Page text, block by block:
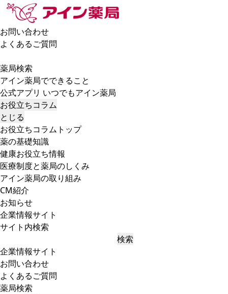
お問い合わせ
よくあるご質問
薬局検索
アイン薬局でできること
公式アプリ いつでもアイン薬局
お役立ちコラム
とじる
お役立ちコラムトップ
薬の基礎知識
健康お役立ち情報
医療制度と薬局のしくみ
アイン薬局の取り組み
CM紹介
お知らせ
企業情報サイト
サイト内検索
検索
企業情報サイト
お問い合わせ
よくあるご質問
薬局検索